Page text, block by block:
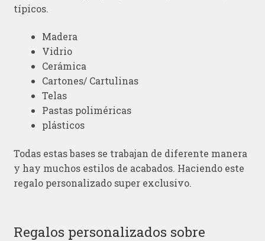
típicos.
Madera
Vidrio
Cerámica
Cartones/ Cartulinas
Telas
Pastas poliméricas
plásticos
Todas estas bases se trabajan de diferente manera
y hay muchos estilos de acabados. Haciendo este
regalo personalizado super exclusivo.
Regalos personalizados sobre